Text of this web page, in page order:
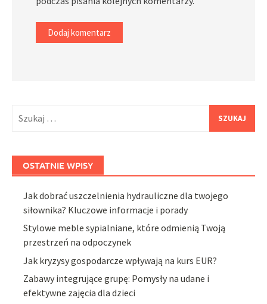
OSTATNIE WPISY
Jak dobrać uszczelnienia hydrauliczne dla twojego
siłownika? Kluczowe informacje i porady
Stylowe meble sypialniane, które odmienią Twoją
przestrzeń na odpoczynek
Jak kryzysy gospodarcze wpływają na kurs EUR?
Zabawy integrujące grupę: Pomysły na udane i
efektywne zajęcia dla dzieci